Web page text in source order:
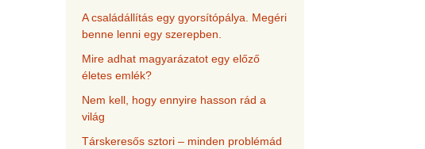
A családállítás egy gyorsítópálya. Megéri
benne lenni egy szerepben.
Mire adhat magyarázatot egy előző
életes emlék?
Nem kell, hogy ennyire hasson rád a
világ
Társkeresős sztori – minden problémád